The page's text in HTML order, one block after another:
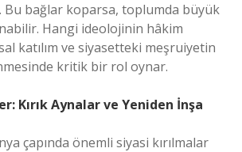
Bu bağlar koparsa, toplumda büyük
Hangi ideolojinin hâkim
katılım ve siyasetteki meşruiyetin
kritik bir rol oynar.
Kırık Aynalar ve Yeniden İnşa
çapında önemli siyasi kırılmalar